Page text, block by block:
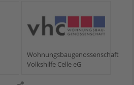
Wohnungsbaugenossenschaft
Volkshilfe Celle eG